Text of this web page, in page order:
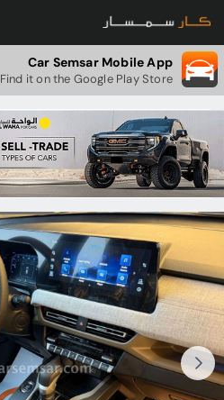
Car Semsar Mobile App
Find it on the Google Play Store.